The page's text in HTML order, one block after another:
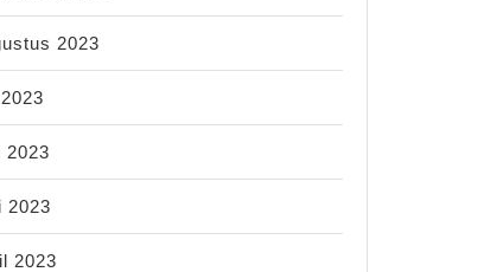
2023
2023
2023
2023